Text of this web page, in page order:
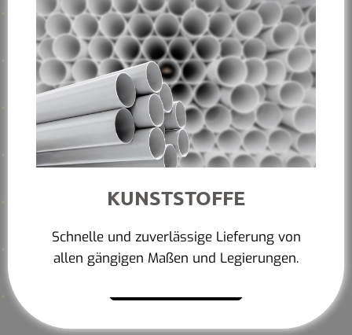
KUNSTSTOFFE
Schnelle und zuverlässige Lieferung von
allen gängigen Maßen und Legierungen.